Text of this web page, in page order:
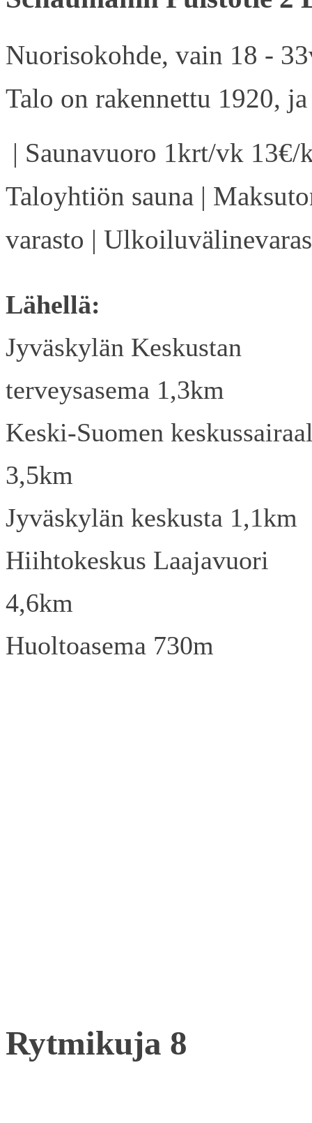
Nuorisokohde, vain 18 -
Talo on rakennettu 1920,
| Saunavuoro 1krt/vk
Taloyhtiön sauna |
varasto |
Lähellä:
Jyväskylän Keskustan
terveysasema 1,3km
Keski-Suomen
3,5km
Jyväskylän keskusta 1,1km
Hiihtokeskus Laajavuori
4,6km
Huoltoasema 730m
Rytmikuja 8